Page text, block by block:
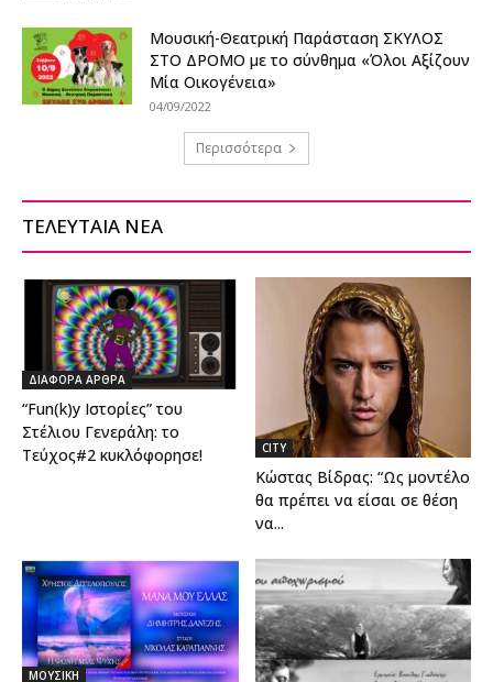
Μουσική-Θεατρική Παράσταση ΣΚΥΛΟΣ
ΣΤΟ ΔΡΟΜΟ με το σύνθημα «Όλοι Αξίζουν
Μία Οικογένεια»
04/09/2022
Περισσότερα
ΤΕΛΕΥΤΑΙΑ ΝΕΑ
ΔΙΑΦΟΡΑ ΑΡΘΡΑ
“Fun(k)y Ιστορίες” του
Στέλιου Γενεράλη: το
Τεύχος#2 κυκλόφορησε!
CITY
Κώστας Βίδρας: “Ως μοντέλο
θα πρέπει να είσαι σε θέση
να...
ΜΟΥΣΙΚΗ